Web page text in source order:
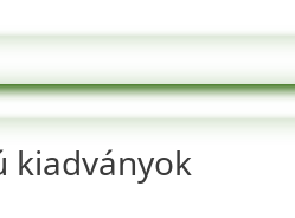
kiadványok